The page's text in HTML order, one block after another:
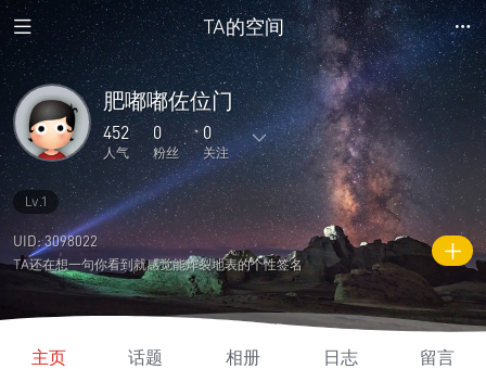
TA的空间
肥嘟嘟佐位门
452
人气
0
粉丝
0
关注
3
主题
1
回复
0
日志
0
相册
0
好友
0 0
关注
0
说说
452
人气 积分
Lv.1
UID: 3098022
TA还在想一句你看到就感觉能炸裂地表的个性签名
主页 话题 相册 日志 留言